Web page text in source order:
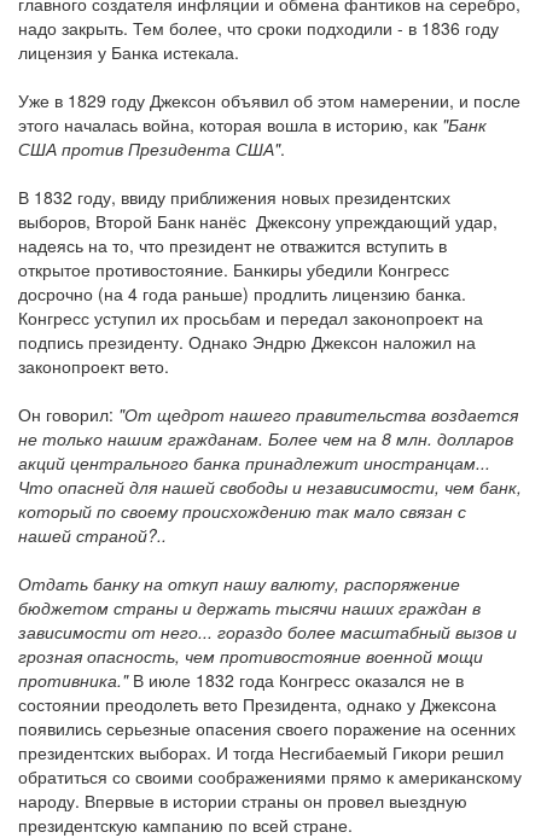
надо закрыть. Тем более, что сроки подходили - в 1836 году
лицензия у Банка истекала.
Уже в 1829 году Джексон объявил об этом намерении, и после
этого началась война, которая вошла в историю, как "Банк
США против Президента США".
В 1832 году, ввиду приближения новых президентских
выборов, Второй Банк нанёс Джексону упреждающий удар,
надеясь на то, что президент не отважится вступить в
открытое противостояние. Банкиры убедили Конгресс
досрочно (на 4 года раньше) продлить лицензию банка.
Конгресс уступил их просьбам и передал законопроект на
подпись президенту. Однако Эндрю Джексон наложил на
законопроект вето.
Он говорил: "От щедрот нашего правительства воздается
не только нашим гражданам. Более чем на 8 млн. долларов
акций центрального банка принадлежит иностранцам...
Что опасней для нашей свободы и независимости, чем банк,
который по своему происхождению так мало связан с
нашей страной?..
Отдать банку на откуп нашу валюту, распоряжение
бюджетом страны и держать тысячи наших граждан в
зависимости от него... гораздо более масштабный вызов и
грозная опасность, чем противостояние военной мощи
противника."В июле 1832 года Конгресс оказался не в
состоянии преодолеть вето Президента, однако у Джексона
появились серьезные опасения своего поражение на осенних
президентских выборах. И тогда Несгибаемый Гикори решил
обратиться со своими соображениями прямо к американскому
народу. Впервые в истории страны он провел выездную
президентскую кампанию по всей стране.